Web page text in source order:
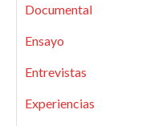
Documental
Ensayo
Entrevistas
Experiencias